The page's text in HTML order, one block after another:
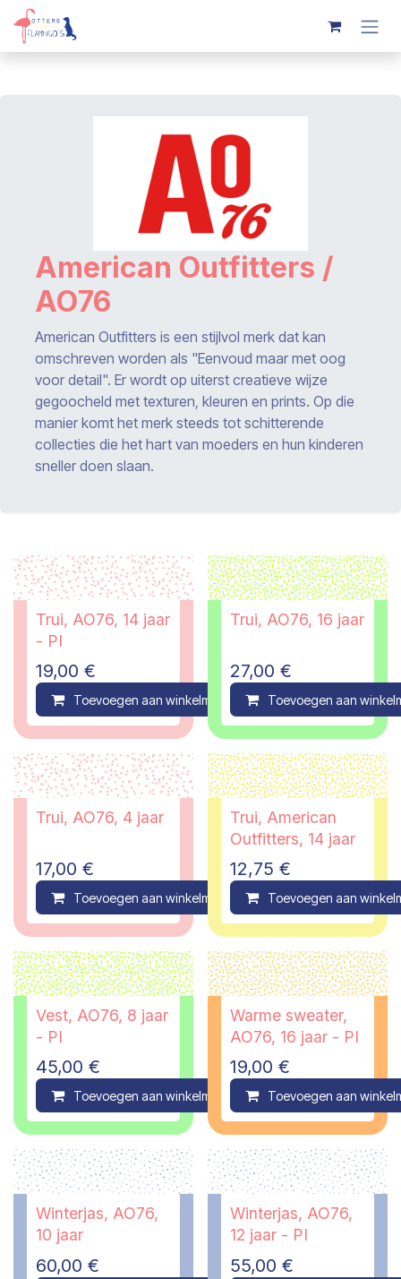
Overslaan naar inhoud
American Outfitters /
AO76
American Outfitters is een stijlvol merk dat kan
omschreven worden als "Eenvoud maar met oog
voor detail". Er wordt op uiterst creatieve wijze
gegoocheld met texturen, kleuren en prints. Op die
manier komt het merk steeds tot schitterende
collecties die het hart van moeders en hun kinderen
sneller doen slaan.
Trui, AO76, 14 jaar
- PI
19,00 €
Toevoegen aan winkelmandje Compare
Trui, AO76, 16 jaar
27,00 €
Toevoegen aan
Trui, AO76, 4 jaar
17,00 €
Toevoegen aan winkelmandje Compare
Trui, American
Outfitters, 14 jaar
12,75 €
Toevoegen aan
Vest, AO76, 8 jaar
- PI
45,00 €
Toevoegen aan winkelmandje Compare
Warme sweater,
AO76, 16 jaar - PI
19,00 €
Toevoegen aan
Winterjas, AO76,
10 jaar
60,00 €
Winterjas, AO76,
12 jaar - PI
55,00 €